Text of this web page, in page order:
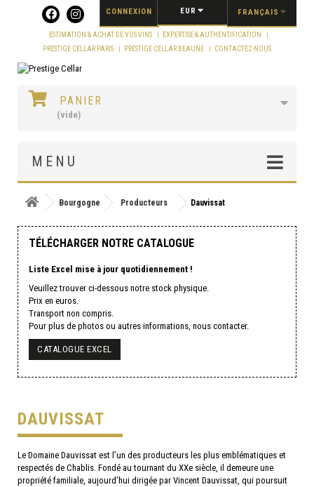
FRANÇAIS
EUR
CONNEXION
ESTIMATION & ACHAT DE VOS VINS
EXPERTISE & AUTHENTIFICATION
PRESTIGE CELLAR PARIS
PRESTIGE CELLAR BEAUNE CONTACTEZ-NOUS
PANIER
(vide)
MENU
Bourgogne Producteurs Dauvissat
TÉLÉCHARGER NOTRE CATALOGUE
Liste Excel mise à jour quotidiennement !
Veuillez trouver ci-dessous notre stock physique.
Prix en euros.
Transport non compris.
Pour plus de photos ou autres informations, nous contacter.
CATALOGUE EXCEL
DAUVISSAT
Le Domaine Dauvissat est l’un des producteurs les plus emblématiques et
respectés de Chablis. Fondé au tournant du XXe siècle, il demeure une
propriété familiale, aujourd’hui dirigée par Vincent Dauvissat, qui poursuit
Panneau de gestion des cookies